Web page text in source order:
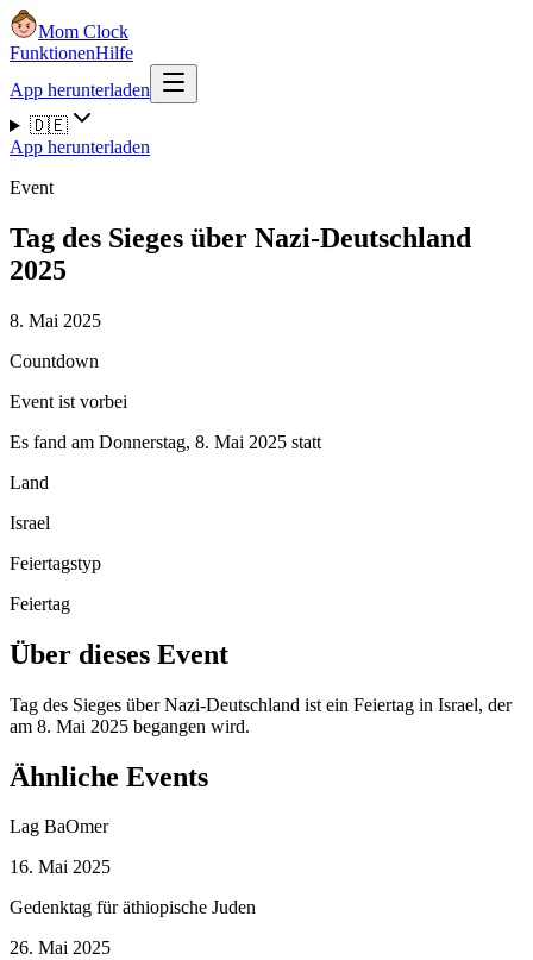
Mom Clock
FunktionenHilfe
App herunterladen
🇩🇪
App herunterladen
Event
Tag des Sieges über Nazi-Deutschland
2025
8. Mai 2025
Countdown
Event ist vorbei
Es fand am Donnerstag, 8. Mai 2025 statt
Land
Israel
Feiertagstyp
Feiertag
Über dieses Event
Tag des Sieges über Nazi-Deutschland ist ein Feiertag in Israel, der
am 8. Mai 2025 begangen wird.
Ähnliche Events
Lag BaOmer
16. Mai 2025
Gedenktag für äthiopische Juden
26. Mai 2025